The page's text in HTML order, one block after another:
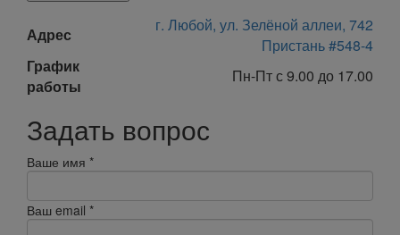
Адрес
г. Любой, ул. Зелёной аллеи, 742
Пристань #548-4
График
работы
Пн-Пт с 9.00 до 17.00
Задать вопрос
Ваше имя *
Ваш email *